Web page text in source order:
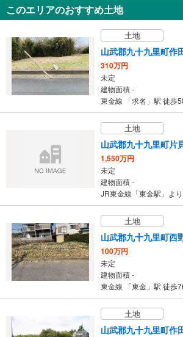
このエリアのおすすめ土地
土地
山武郡九十九里町作
310万円
未定
建物面積 -
東金線 「求名」駅 徒歩
土地
山武郡九十九里町片
1,550万円
未定
建物面積 -
JR東金線「東金駅」よ
土地
山武郡九十九里町西
100万円
未定
建物面積 -
東金線 「東金」駅 徒歩
土地
山武郡九十九里町作